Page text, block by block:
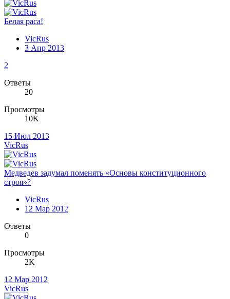
Белая раса!
VicRus
3 Апр 2013
2
Ответы
20
Просмотры
10K
15 Июл 2013
VicRus
Медведев задумал поменять «Основы конституционного
строя»?
VicRus
12 Мар 2012
Ответы
0
Просмотры
2K
12 Мар 2012
VicRus